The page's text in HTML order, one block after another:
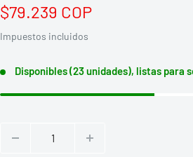
Precio
de
venta
$79.239 COP
Impuestos incluidos
Disponibles (23 unidades), listas para